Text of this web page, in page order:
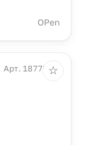
OPen
Арт. 18777.11
☆